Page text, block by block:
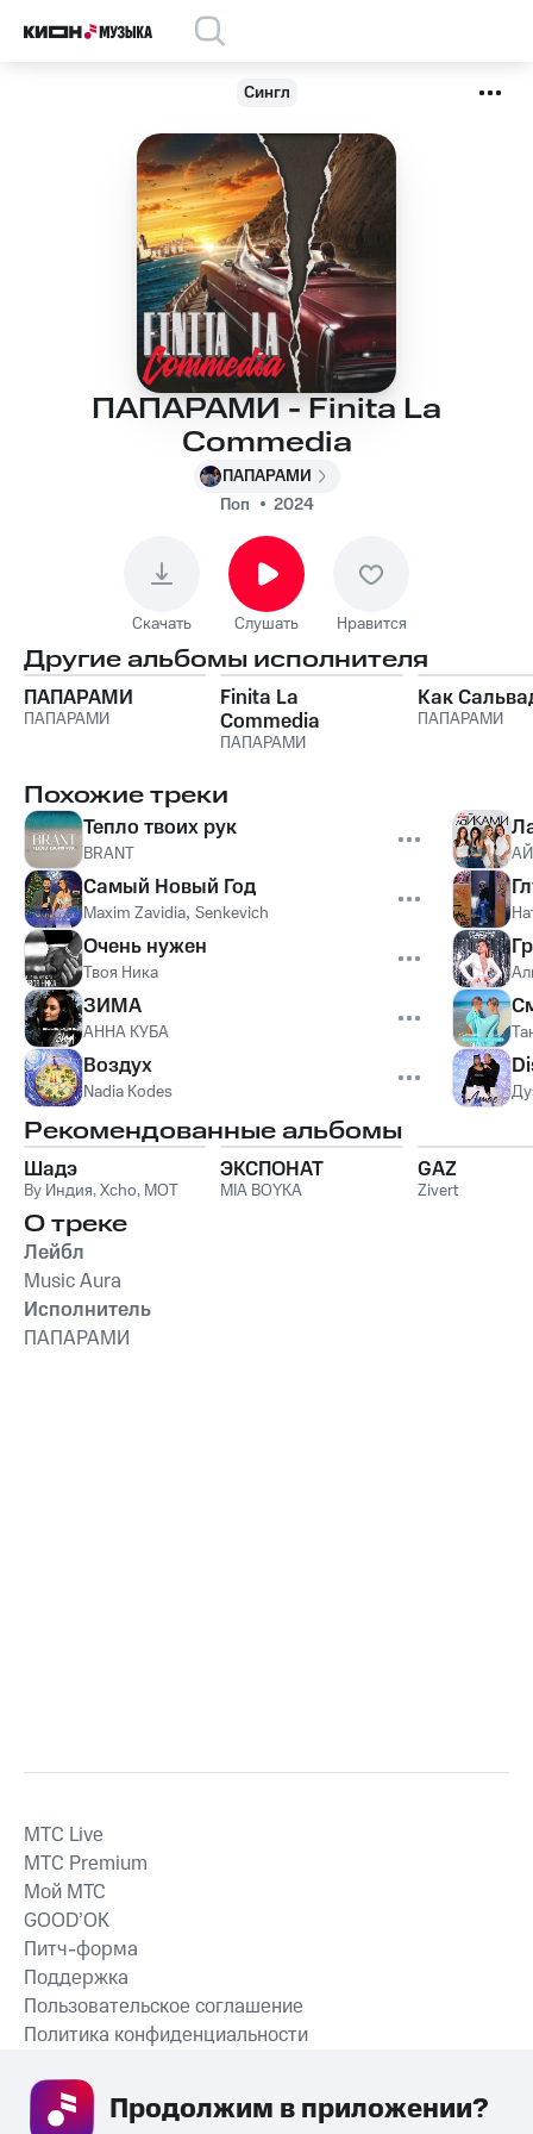
Сингл
ПАПАРАМИ - Finita La
Commedia
ПАПАРАМИ
Поп
2024
Скачать Слушать Нравится
Другие альбомы исполнителя
ПАПАРАМИ
ПАПАРАМИ
Finita La
Commedia
ПАПАРАМИ
Как
ПАПАРАМИ
Похожие треки
Тепло твоих рук
BRANT
Самый Новый Год
Maxim Zavidia, Senkevich
Очень нужен
Твоя Ника
ЗИМА
АННА КУБА
Воздух
Nadia Kodes
Рекомендованные альбомы
Шадэ
By Индия,Xcho, MOT
ЭКСПОНАТ
MIA BOYKA
GAZ
Zivert
О треке
Лейбл
Music Aura
Исполнитель
ПАПАРАМИ
СКАЧАТЬ ПРИЛОЖЕНИЕ
MTС Live
MTС Premium
Мой МТС
GOOD’OK
Питч-форма
Поддержка
Пользовательское соглашение
Политика конфиденциальности